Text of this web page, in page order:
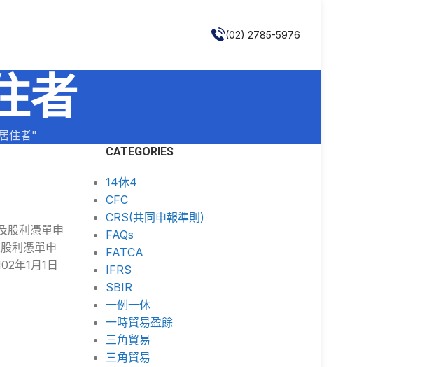
(02) 2785-5976
者
住者"
股利憑單申
利憑單申
年1月1日
CATEGORIES
14休4
CFC
CRS(共同申報準則)
FAQs
FATCA
IFRS
SBIR
一例一休
一時貿易盈餘
三角貿易
三角貿易